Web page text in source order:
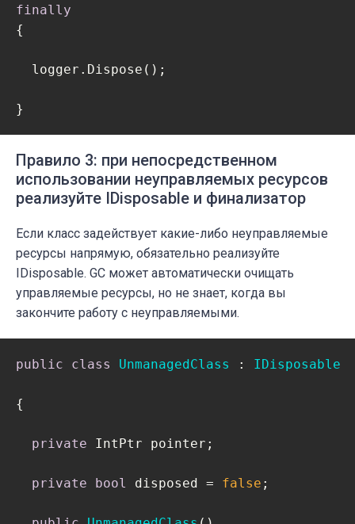
}
finally
{
  logger.Dispose();
}
Правило 3: при непосредственном
использовании неуправляемых ресурсов
реализуйте IDisposable и финализатор
Если класс задействует какие-либо неуправляемые
ресурсы напрямую, обязательно реализуйте
IDisposable. GC может автоматически очищать
управляемые ресурсы, но не знает, когда вы
закончите работу с неуправляемыми.
public class UnmanagedClass : IDisposable
{
private IntPtr pointer;
private bool disposed = false ;